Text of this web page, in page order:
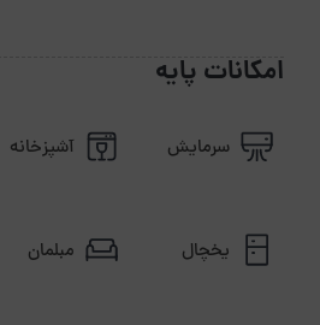
امکانات پایه
سرمایش آشپزخانه
یخچال مبلمان